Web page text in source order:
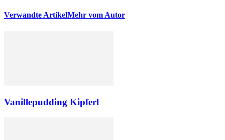
Verwandte ArtikelMehr vom Autor
Vanillepudding Kipferl